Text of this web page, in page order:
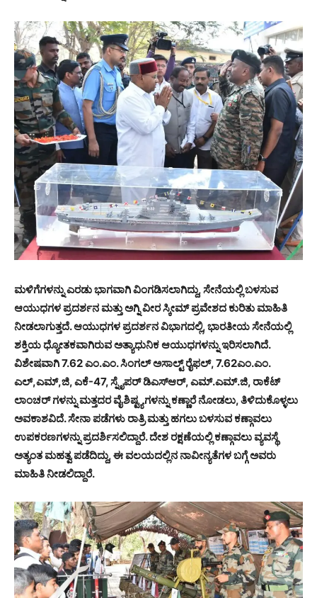
ಮಳಿಗೆಗಳನ್ನು ಎರಡು ಭಾಗವಾಗಿ ವಿಂಗಡಿಸಲಾಗಿದ್ದು, ಸೇನೆಯಲ್ಲಿ ಬಳಸುವ
ಆಯುಧಗಳ ಪ್ರದರ್ಶನ ಮತ್ತು ಅಗ್ನಿ ವೀರ ಸ್ಕೀಮ್ ಪ್ರವೇಶದ ಕುರಿತು ಮಾಹಿತಿ
ನೀಡಲಾಗುತ್ತದೆ. ಆಯುಧಗಳ ಪ್ರದರ್ಶನ ವಿಭಾಗದಲ್ಲಿ, ಭಾರತೀಯ ಸೇನೆಯಲ್ಲಿ
ಶಕ್ತಿಯ ಧ್ಯೋತಕವಾಗಿರುವ ಅತ್ಯಾಧುನಿಕ ಆಯುಧಗಳನ್ನು ಇರಿಸಲಾಗಿದೆ.
ವಿಶೇಷವಾಗಿ 7.62 ಎಂ.ಎಂ. ಸಿಂಗಲ್ ಅಸಾಲ್ಟ್ ರೈಫಲ್, 7.62ಎಂ.ಎಂ.
ಎಲ್,ಎಮ್,ಜಿ, ಎಕೆ-47, ಸ್ನೈಪರ್ ಡಿಎಸ್ಆರ್, ಎಮ್.ಎಮ್.ಜಿ, ರಾಕೆಟ್
ಲಾಂಚರ್ ಗಳನ್ನು ಮತ್ತದರ ವೈಶಿಷ್ಟ್ಯಗಳನ್ನು ಕಣ್ಣಾರೆ ನೋಡಲು, ತಿಳಿದುಕೊಳ್ಳಲು
ಅವಕಾಶವಿದೆ. ಸೇನಾ ಪಡೆಗಳು ರಾತ್ರಿ ಮತ್ತು ಹಗಲು ಬಳಸುವ ಕಣ್ಗಾವಲು
ಉಪಕರಣಗಳನ್ನು ಪ್ರದರ್ಶಿಸಲಿದ್ದಾರೆ. ದೇಶ ರಕ್ಷಣೆಯಲ್ಲಿ ಕಣ್ಗಾವಲು ವ್ಯವಸ್ಥೆ
ಅತ್ಯಂತ ಮಹತ್ವ ಪಡೆದಿದ್ದು, ಈ ವಲಯದಲ್ಲಿನ ನಾವೀನ್ಯತೆಗಳ ಬಗ್ಗೆ ಅವರು
ಮಾಹಿತಿ ನೀಡಲಿದ್ದಾರೆ.